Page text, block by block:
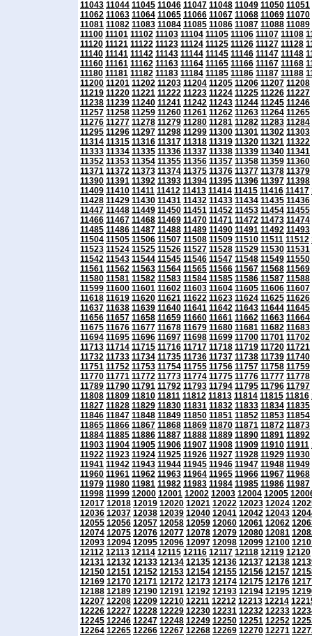
11043 11044 11045 11046 11047 11048 11049 11050 11051
11062 11063 11064 11065 11066 11067 11068 11069 11070
11081 11082 11083 11084 11085 11086 11087 11088 11089
11100 11101 11102 11103 11104 11105 11106 11107 11108
11120 11121 11122 11123 11124 11125 11126 11127 11128
11140 11141 11142 11143 11144 11145 11146 11147 11148
11160 11161 11162 11163 11164 11165 11166 11167 11168
11180 11181 11182 11183 11184 11185 11186 11187 11188
11200 11201 11202 11203 11204 11205 11206 11207 11208
11219 11220 11221 11222 11223 11224 11225 11226 11227
11238 11239 11240 11241 11242 11243 11244 11245 11246
11257 11258 11259 11260 11261 11262 11263 11264 11265
11276 11277 11278 11279 11280 11281 11282 11283 11284
11295 11296 11297 11298 11299 11300 11301 11302 11303
11314 11315 11316 11317 11318 11319 11320 11321 11322
11333 11334 11335 11336 11337 11338 11339 11340 11341
11352 11353 11354 11355 11356 11357 11358 11359 11360
11371 11372 11373 11374 11375 11376 11377 11378 11379
11390 11391 11392 11393 11394 11395 11396 11397 11398
11409 11410 11411 11412 11413 11414 11415 11416 11417
11428 11429 11430 11431 11432 11433 11434 11435 11436
11447 11448 11449 11450 11451 11452 11453 11454 11455
11466 11467 11468 11469 11470 11471 11472 11473 11474
11485 11486 11487 11488 11489 11490 11491 11492 11493
11504 11505 11506 11507 11508 11509 11510 11511 11512
11523 11524 11525 11526 11527 11528 11529 11530 11531
11542 11543 11544 11545 11546 11547 11548 11549 11550
11561 11562 11563 11564 11565 11566 11567 11568 11569
11580 11581 11582 11583 11584 11585 11586 11587 11588
11599 11600 11601 11602 11603 11604 11605 11606 11607
11618 11619 11620 11621 11622 11623 11624 11625 11626
11637 11638 11639 11640 11641 11642 11643 11644 11645
11656 11657 11658 11659 11660 11661 11662 11663 11664
11675 11676 11677 11678 11679 11680 11681 11682 11683
11694 11695 11696 11697 11698 11699 11700 11701 11702
11713 11714 11715 11716 11717 11718 11719 11720 11721
11732 11733 11734 11735 11736 11737 11738 11739 11740
11751 11752 11753 11754 11755 11756 11757 11758 11759
11770 11771 11772 11773 11774 11775 11776 11777 11778
11789 11790 11791 11792 11793 11794 11795 11796 11797
11808 11809 11810 11811 11812 11813 11814 11815 11816
11827 11828 11829 11830 11831 11832 11833 11834 11835
11846 11847 11848 11849 11850 11851 11852 11853 11854
11865 11866 11867 11868 11869 11870 11871 11872 11873
11884 11885 11886 11887 11888 11889 11890 11891 11892
11903 11904 11905 11906 11907 11908 11909 11910 11911
11922 11923 11924 11925 11926 11927 11928 11929 11930
11941 11942 11943 11944 11945 11946 11947 11948 11949
11960 11961 11962 11963 11964 11965 11966 11967 11968
11979 11980 11981 11982 11983 11984 11985 11986 11987
11998 11999 12000 12001 12002 12003 12004 12005
12017 12018 12019 12020 12021 12022 12023 12024
12036 12037 12038 12039 12040 12041 12042 12043
12055 12056 12057 12058 12059 12060 12061 12062
12074 12075 12076 12077 12078 12079 12080 12081
12093 12094 12095 12096 12097 12098 12099 12100
12112 12113 12114 12115 12116 12117 12118 12119 12120
12131 12132 12133 12134 12135 12136 12137 12138
12150 12151 12152 12153 12154 12155 12156 12157
12169 12170 12171 12172 12173 12174 12175 12176
12188 12189 12190 12191 12192 12193 12194 12195
12207 12208 12209 12210 12211 12212 12213 12214
12226 12227 12228 12229 12230 12231 12232 12233
12245 12246 12247 12248 12249 12250 12251 12252
12264 12265 12266 12267 12268 12269 12270 12271